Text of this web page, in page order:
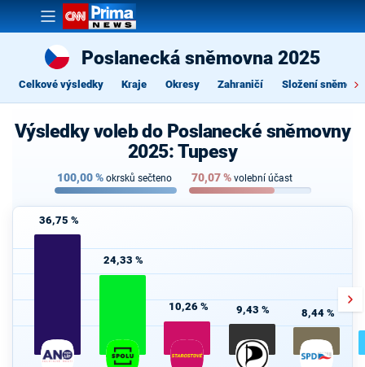
Poslanecká sněmovna 2025
Celkové výsledky Kraje Okresy Zahraničí Složení
Výsledky voleb do Poslanecké sněmovny
2025: Tupesy
100,00% okrsků sečteno 70,07% volební účast
36,75 %
24,33 %
10,26 % 9,43 % 8,44 %